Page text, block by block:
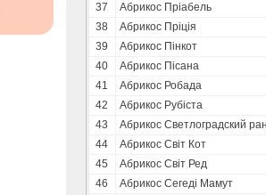
37
Абрикос Пріабель
38
Абрикос Пріція
39
Абрикос Пінкот
40
Абрикос Пісана
41
Абрикос Робада
42
Абрикос Рубіста
43
Абрикос Светлоградский
44
Абрикос Світ Кот
45
Абрикос Світ Ред
46
Абрикос Сегеді Мамут